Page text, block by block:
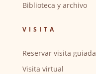
Biblioteca y archivo
VISITA
Reservar visita guiada
Visita virtual